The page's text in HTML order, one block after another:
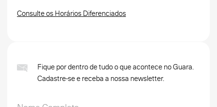
Consulte os Horários Diferenciados
Fique por dentro de tudo o que acontece no Guara.
Cadastre-se e receba a nossa newsletter.